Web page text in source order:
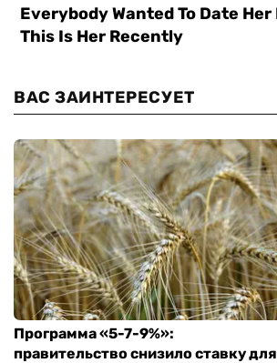
ВАС ЗАИНТЕРЕСУЕТ
Программа «5-7-9%»:
правительство снизило ставку для